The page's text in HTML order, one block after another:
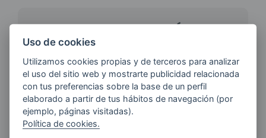
LAS
ÚLTIMAS NOVEDADES?
E-MAIL
Uso de cookies
Utilizamos cookies propias y de terceros para analizar
el uso del sitio web y mostrarte publicidad relacionada
con tus preferencias sobre la base de un perfil
elaborado a partir de tus hábitos de navegación (por
ejemplo, páginas visitadas).
Política de cookies.